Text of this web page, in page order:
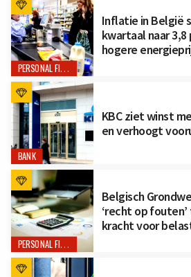
PERSONAL FINANCE
Inflatie in België
kwartaal naar
hogere
BANK
KBC ziet winst
en verhoogt
PERSONAL FINANCE
Belgisch
‘recht op
kracht voor